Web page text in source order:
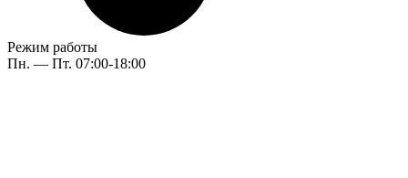
Режим работы
Пн. — Пт. 07:00-18:00